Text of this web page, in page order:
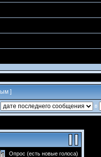
]
в
Опрос (есть новые голоса)